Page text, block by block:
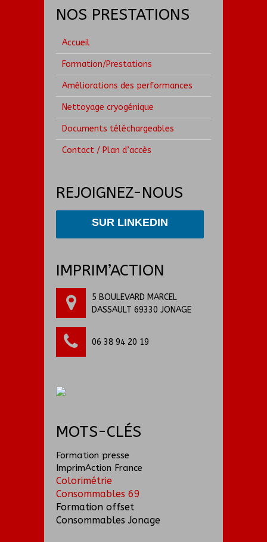
NOS PRESTATIONS
Accueil
Formation/Prestations
Améliorations des performances
Nettoyage cryogénique
Documents téléchargeables
Contact / Plan d’accès
REJOIGNEZ-NOUS
SUR LINKEDIN
IMPRIM’ACTION
5 BOULEVARD MARCEL
DASSAULT 69330 JONAGE
06 38 94 20 19
MOTS-CLÉS
Formation presse
ImprimAction France
Colorimétrie
Consommables 69
Formation offset
Consommables Jonage